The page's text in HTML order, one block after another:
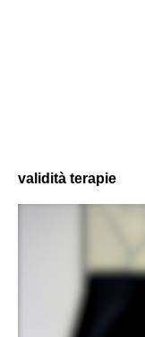
validità terapie